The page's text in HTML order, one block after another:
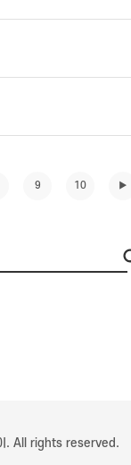
9 10 ▶
. All rights reserved.